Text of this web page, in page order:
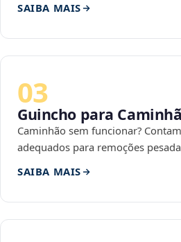
SAIBA MAIS
03
Guincho para
Caminhão sem funcionar?
adequados para remoções
SAIBA MAIS